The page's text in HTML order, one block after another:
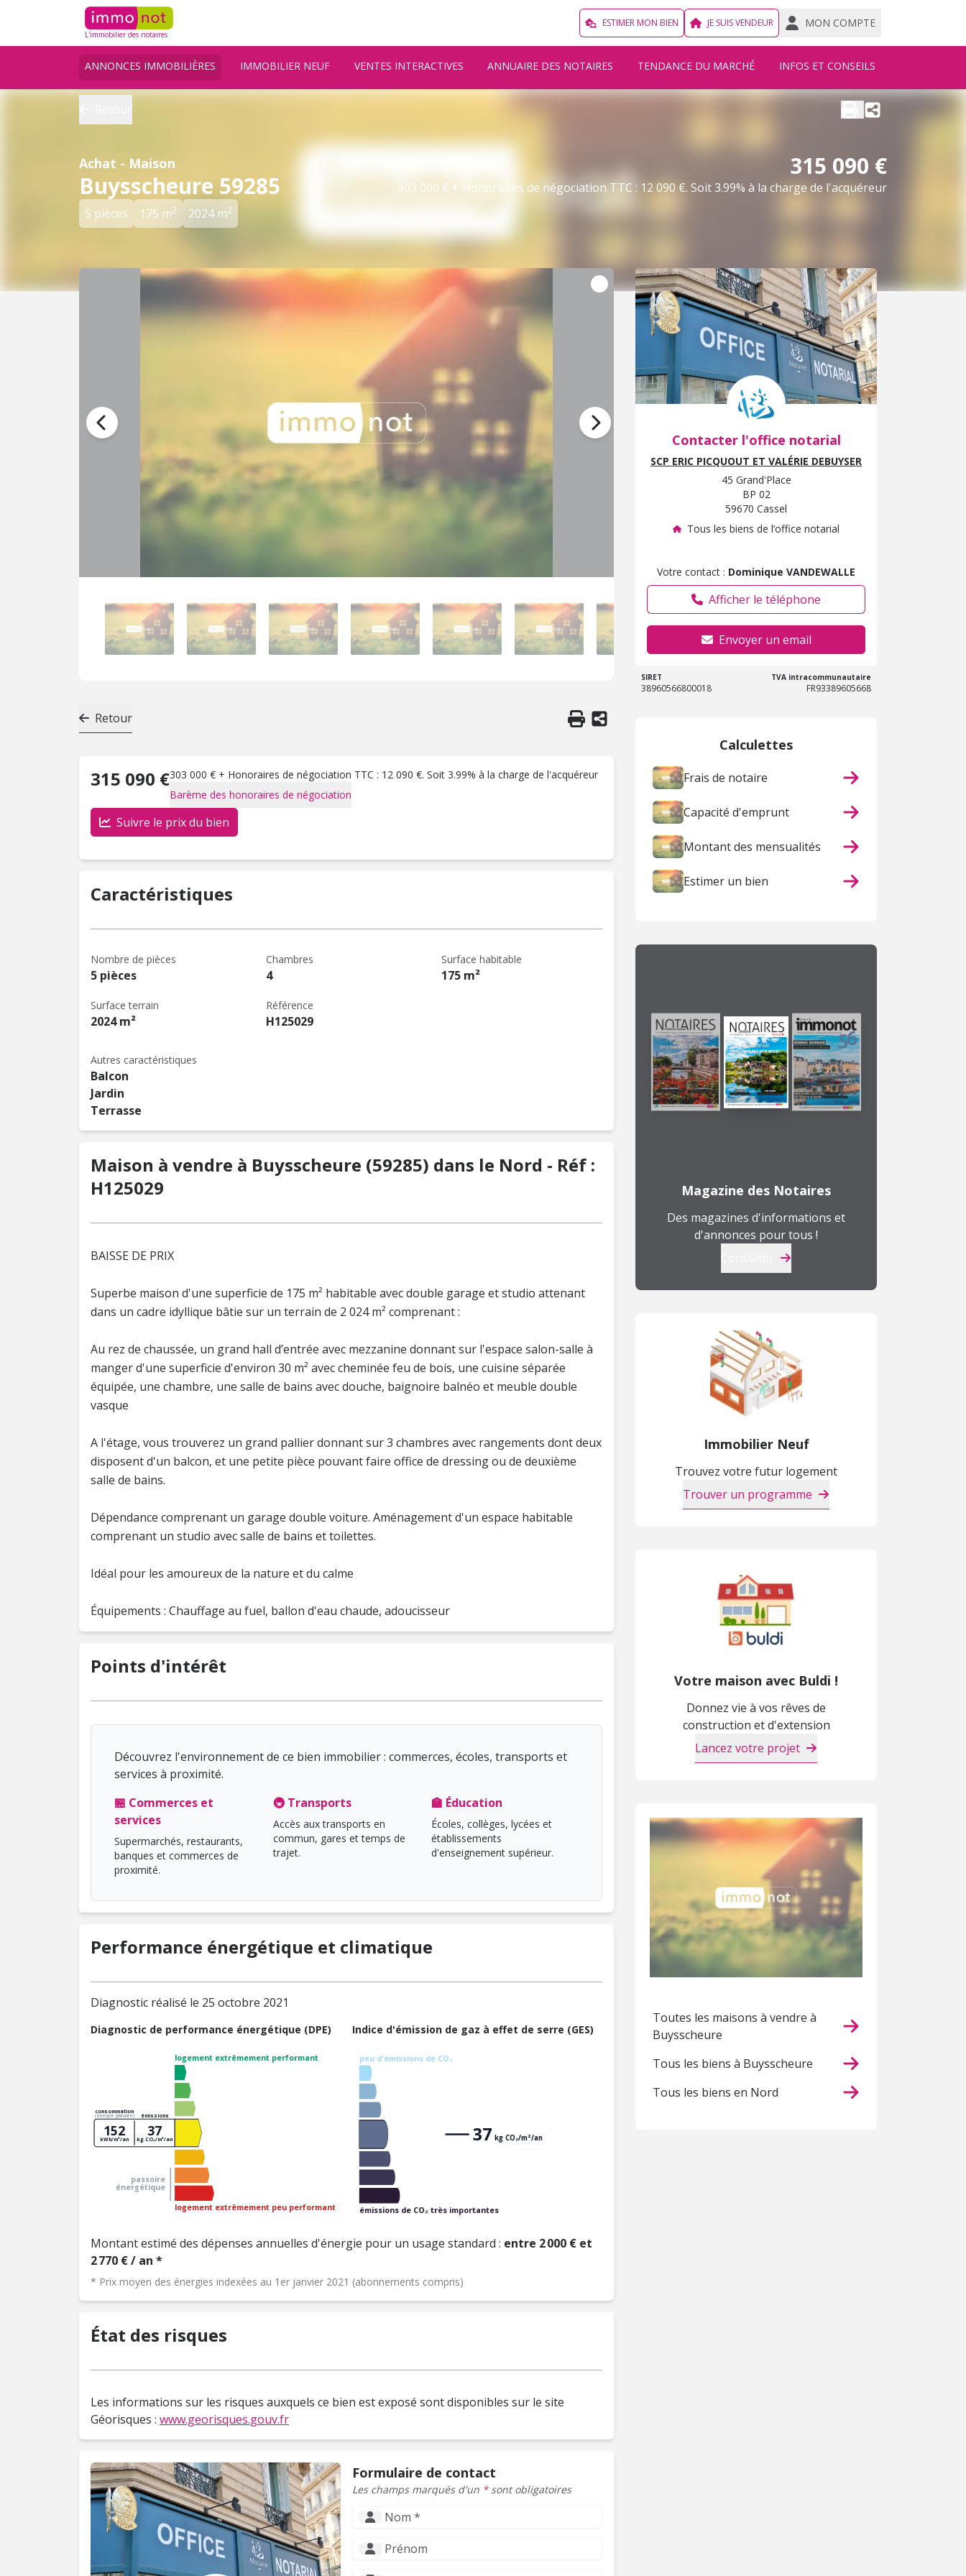
L'immobilier des notaires
ESTIMER MON BIEN JE SUIS VENDEUR MON COMPTE
ANNONCES IMMOBILIÈRES IMMOBILIER NEUF VENTES INTERACTIVES ANNUAIRE DES NOTAIRES TENDANCE DU MARCHÉ INFOS ET CONSEILS
Achat - Maison
Buysscheure 59285
5 pièces 175 m2 2024 m2
315 090 €
303 000 € + Honoraires de négociation TTC : 12 090 €. Soit 3.99% à la charge de l'acquéreur
Retour
315 090 €303 000 € + Honoraires de négociation TTC : 12 090 €. Soit 3.99% à la charge de l'acquéreur
Barème des honoraires de négociation
Suivre le prix du bien
Caractéristiques
Nombre de pièces
5 pièces
Chambres
4
Surface habitable
175 m²
Surface terrain
2024 m²
Référence
H125029
Autres caractéristiques
Balcon
Jardin
Terrasse
Maison à vendre à Buysscheure (59285) dans le Nord - Réf :
H125029
BAISSE DE PRIX
Superbe maison d'une superficie de 175 m² habitable avec double garage et studio attenant
dans un cadre idyllique bâtie sur un terrain de 2 024 m² comprenant :
Au rez de chaussée, un grand hall d’entrée avec mezzanine donnant sur l'espace salon-salle à
manger d'une superficie d'environ 30 m² avec cheminée feu de bois, une cuisine séparée
équipée, une chambre, une salle de bains avec douche, baignoire balnéo et meuble double
vasque
A l'étage, vous trouverez un grand pallier donnant sur 3 chambres avec rangements dont deux
disposent d'un balcon, et une petite pièce pouvant faire office de dressing ou de deuxième
salle de bains.
Dépendance comprenant un garage double voiture. Aménagement d'un espace habitable
comprenant un studio avec salle de bains et toilettes.
Idéal pour les amoureux de la nature et du calme
Équipements : Chauffage au fuel, ballon d'eau chaude, adoucisseur
Points d'intérêt
Découvrez l'environnement de ce bien immobilier : commerces, écoles, transports et
services à proximité.
🏪 Commerces et
services
Supermarchés, restaurants,
banques et commerces de
proximité.
🚇 Transports
Accès aux transports en
commun, gares et temps de
trajet.
🏫 Éducation
Écoles, collèges, lycées et
établissements
d'enseignement supérieur.
Performance énergétique et climatique
Diagnostic réalisé le 25 octobre 2021
Diagnostic de performance énergétique (DPE)
logement extrêmement performant
logement extrêmement peu performant
passoire
énergétique
consommation
(énergie primaire) émissions
152
kWh/m²/an
37
kg CO₂/m²/an
Indice d'émission de gaz à effet de serre (GES)
peu d'émissions de CO₂
émissions de CO₂ très importantes
37 kg CO₂/m²/an
Montant estimé des dépenses annuelles d'énergie pour un usage standard : entre 2 000 € et
2 770 € / an *
* Prix moyen des énergies indexées au 1er janvier 2021 (abonnements compris)
État des risques
Les informations sur les risques auxquels ce bien est exposé sont disponibles sur le site
Géorisques : www.georisques.gouv.fr
Formulaire de contact
Les champs marqués d'un *sont obligatoires
Contacter l'office notarial
SCP ERIC PICQUOUT ET VALÉRIE DEBUYSER
45 Grand'Place
BP 02
59670 Cassel
Tous les biens de l’office notarial
Votre contact : Dominique VANDEWALLE
Afficher le téléphone
Envoyer un email
SIRET
38960566800018
TVA intracommunautaire
FR93389605668
Calculettes
Frais de notaire
Capacité d'emprunt
Montant des mensualités
Estimer un bien
Magazine des Notaires
Des magazines d'informations et
d'annonces pour tous !
Immobilier Neuf
Trouvez votre futur logement
Trouver un programme
Votre maison avec Buldi !
Donnez vie à vos rêves de
construction et d'extension
Lancez votre projet
Toutes les maisons à vendre à
Buysscheure
Tous les biens à Buysscheure
Tous les biens en Nord